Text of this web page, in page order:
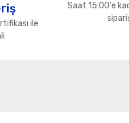
pahalı.
olmalı.
ile
Saat 15:00'e